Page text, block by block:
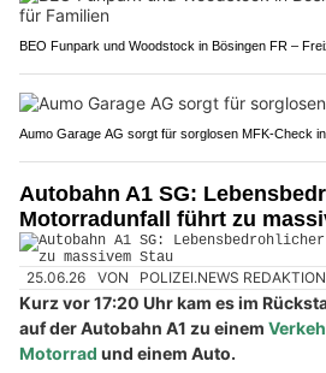
BEO Funpark und Woodstock in Bösingen FR –
Aumo Garage AG sorgt für sorglosen MFK-Check
Autobahn A1 SG:
Motorradunfall führt zu
25.06.26 VON POLIZEI.NEWS REDAKTION
Kurz vor 17:20 Uhr kam es im
auf der Autobahn A1 zu einem
Motorrad und einem Auto.